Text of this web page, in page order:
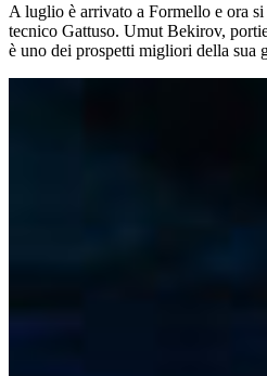
A luglio è arrivato a Formello e ora
tecnico Gattuso. Umut Bekirov,
è uno dei prospetti migliori della sua